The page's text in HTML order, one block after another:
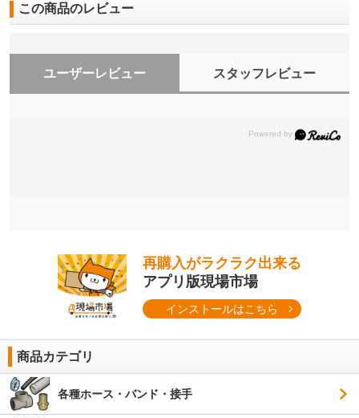
この商品のレビュー
ユーザーレビュー スタッフレビュー
再購入がラクラク出来る
アプリ版現場市場
インストールはこちら
商品カテゴリ
各種ホース・バンド・接手